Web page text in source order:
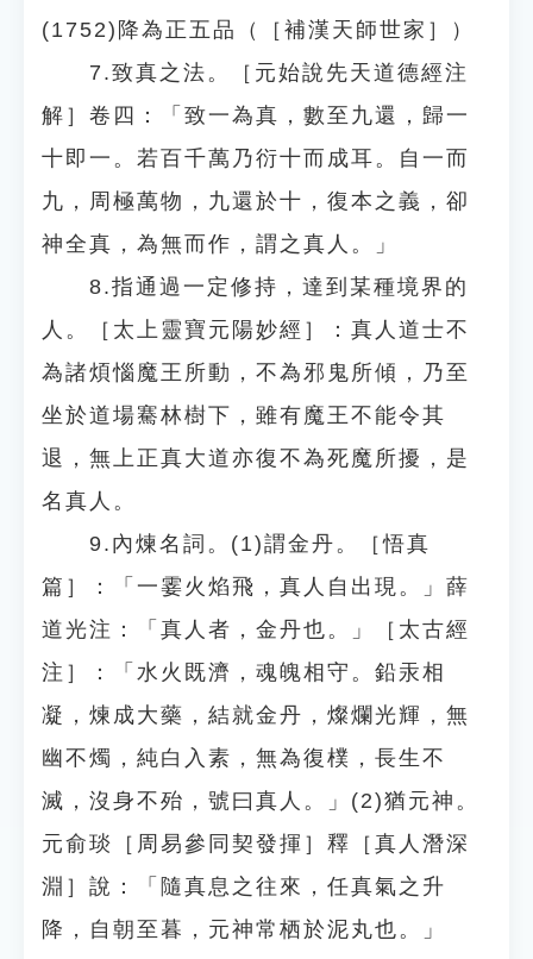
(1752)降為正五品（［補漢天師世家］）
7.致真之法。［元始說先天道德經注
解］卷四：「致一為真，數至九還，歸一
十即一。若百千萬乃衍十而成耳。自一而
九，周極萬物，九還於十，復本之義，卻
神全真，為無而作，謂之真人。」
8.指通過一定修持，達到某種境界的
人。［太上靈寶元陽妙經］：真人道士不
為諸煩惱魔王所動，不為邪鬼所傾，乃至
坐於道場騫林樹下，雖有魔王不能令其
退，無上正真大道亦復不為死魔所擾，是
名真人。
9.內煉名詞。(1)謂金丹。［悟真
篇］：「一霎火焰飛，真人自出現。」薛
道光注：「真人者，金丹也。」［太古經
注］：「水火既濟，魂魄相守。鉛汞相
凝，煉成大藥，結就金丹，燦爛光輝，無
幽不燭，純白入素，無為復樸，長生不
滅，沒身不殆，號曰真人。」(2)猶元神。
元俞琰［周易參同契發揮］釋［真人潛深
淵］說：「隨真息之往來，任真氣之升
降，自朝至暮，元神常栖於泥丸也。」